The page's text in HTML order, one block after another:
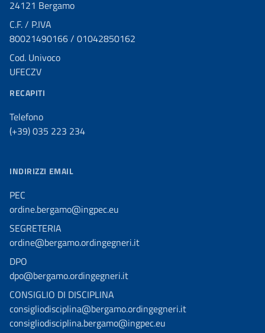
24121 Bergamo
C.F. / P.IVA
80021490166 / 01042850162
Cod. Univoco
UFECZV
RECAPITI
Telefono
(+39) 035 223 234
INDIRIZZI EMAIL
PEC
ordine.bergamo@ingpec.eu
SEGRETERIA
ordine@bergamo.ordingegneri.it
DPO
dpo@bergamo.ordingegneri.it
CONSIGLIO DI DISCIPLINA
consigliodisciplina@bergamo.ordingegneri.it
consigliodisciplina.bergamo@ingpec.eu